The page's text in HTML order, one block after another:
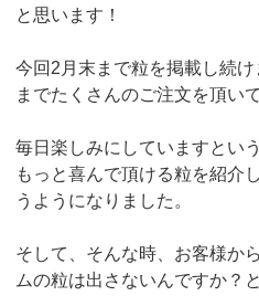
と思います！
今回2月末まで粒を掲載し続
までたくさんのご注文を頂い
毎日楽しみにしていますとい
もっと喜んで頂ける粒を紹介
うようになりました。
そして、そんな時、お客様か
ムの粒は出さないんですか？